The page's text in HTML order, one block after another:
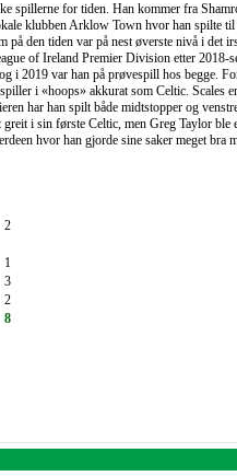
spillerne for tiden. Han kommer fra
klubben Arklow Town hvor han spilte
den tiden var på nest øverste nivå i det
of Ireland Premier Division etter 2018-
i 2019 var han på prøvespill hos begge.
i «hoops» akkurat som Celtic. Scales
har han spilt både midtstopper og
greit i sin første Celtic, men Greg Taylor ble
hvor han gjorde sine saker meget bra
2
1
3
2
8